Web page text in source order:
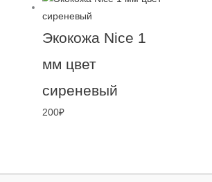
Экокожа Nice 1
мм цвет
сиреневый
200₽